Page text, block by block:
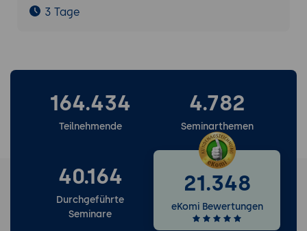
3 Tage
164.434
Teilnehmende
4.782
Seminarthemen
40.164
Durchgeführte
Seminare
21.348
eKomi Bewertungen